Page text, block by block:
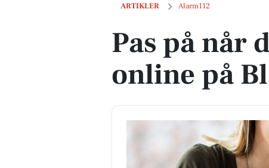
ARTIKLER Alarm112
Pas på når du handler online på Black
Pas på når
online på